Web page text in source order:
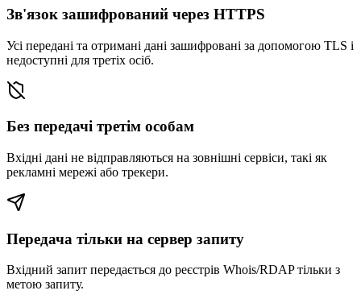
Зв'язок зашифрований через HTTPS
Усі передані та отримані дані зашифровані за допомогою TLS і
недоступні для третіх осіб.
Без передачі третім особам
Вхідні дані не відправляються на зовнішні сервіси, такі як
рекламні мережі або трекери.
Передача тільки на сервер запиту
Вхідний запит передається до реєстрів Whois/RDAP тільки з
метою запиту.